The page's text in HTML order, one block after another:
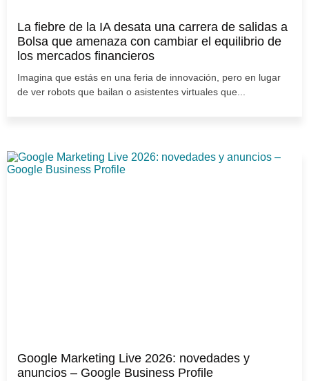
La fiebre de la IA desata una carrera de salidas a
Bolsa que amenaza con cambiar el equilibrio de
los mercados financieros
Imagina que estás en una feria de innovación, pero en lugar
de ver robots que bailan o asistentes virtuales que...
Google Marketing Live 2026: novedades y
anuncios – Google Business Profile